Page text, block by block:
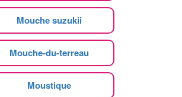
Mouche suzukii
Mouche-du-terreau
Moustique